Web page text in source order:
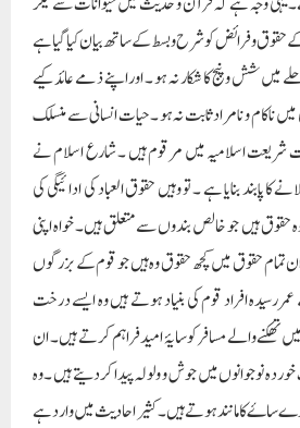
حقوق و فرائض کو شرح و بسط کے ساتھ بیان کیا گیا ہے
میں شش و پنج کا شکار نہ ہو ۔ اور اپنے ذمے عائد کیے
ناکام و نامراد ثابت نہ ہو ۔حیات انسانی سے منسلک
شریعت اسلامیہ میں مرقوم ہیں ۔ شارع اسلام نے
کا پابند بنایا ہے ۔ تو وہیں حقوق العباد کی ادائیگی کی
وہ حقوق ہیں جو خالص بندوں سے متعلق ہیں۔ خواہ اپنی
حقوق میں کچھ حقوق وہ ہیں جو قوم کے بزرگوں
افراد قوم کی بنیاد ہوتے ہیں وہ ایسے درخت
تھکنے والے مسافر کو سایۂ امید فراہم کرتے ہیں ۔ ان
نوجوانوں میں جوش و ولولہ پیدا کردیتے ہیں ۔وہ
ساۓ کا مانند ہوتے ہیں ۔ کثیر احادیث میں وارد ہے